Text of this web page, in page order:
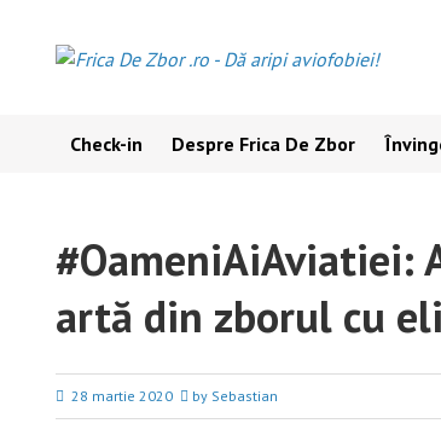
content
Check-in Despre Frica De Zbor
#OameniAiAviatiei:
artă din zborul cu
28 martie 2020 by Sebastian